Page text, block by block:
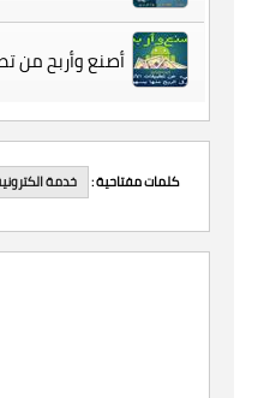
أصنع وأربح من
خدمة